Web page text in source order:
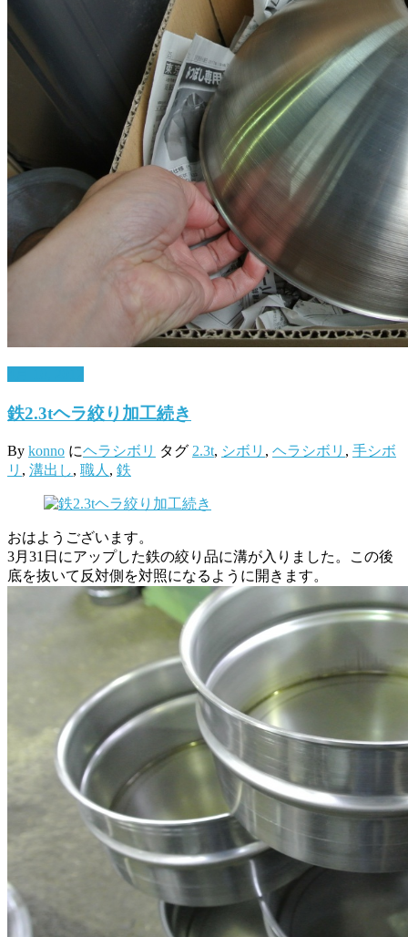
鉄2.3tヘラ絞り加工続き
By konno にヘラシボリ タグ 2.3t, シボリ , ヘラシボリ , 手シボ
リ , 溝出し, 職人 , 鉄
おはようございます。
3月31日にアップした鉄の絞り品に溝が入りました。この後
底を抜いて反対側を対照になるように開きます。